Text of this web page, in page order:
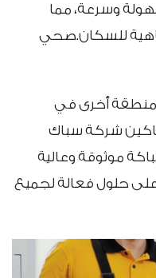
وسرعة، مما
للسكان.صحي
منطقة أخرى في
شركة سباك
موثوقة وعالية
حلول فعالة لجميع